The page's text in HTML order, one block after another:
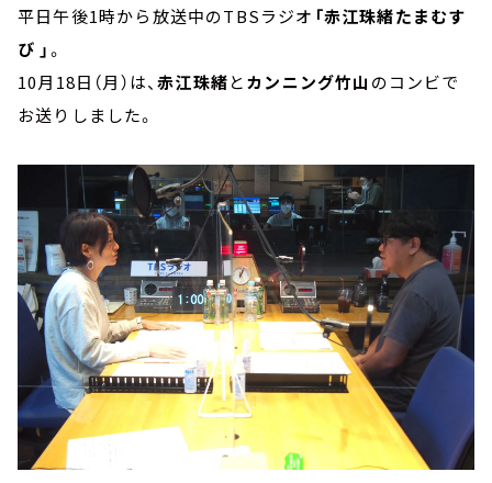
平日午後1時から放送中のTBSラジオ 「赤江珠緒たまむす
び 」。
10月18日（月）は、赤江珠緒とカンニング竹山 のコンビで
お送りしました。